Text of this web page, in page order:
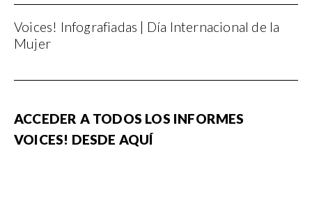
Voices! Infografiadas | Día Internacional de la
Mujer
ACCEDER A TODOS LOS INFORMES
VOICES! DESDE AQUÍ